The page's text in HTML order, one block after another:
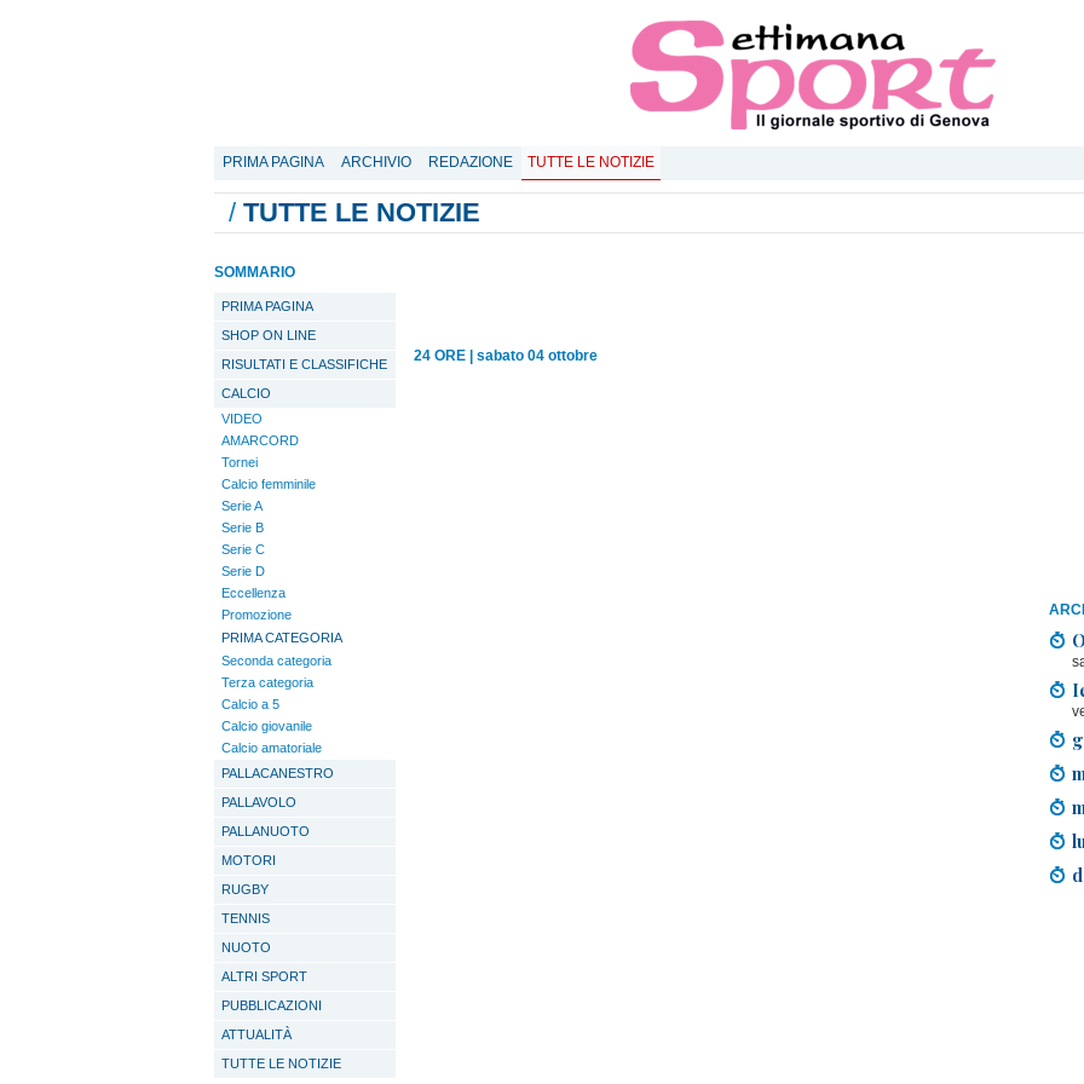
PRIMA PAGINA ARCHIVIO REDAZIONE TUTTE LE NOTIZIE
/ TUTTE LE NOTIZIE
SOMMARIO
PRIMA PAGINA
SHOP ON LINE
RISULTATI E CLASSIFICHE
CALCIO
VIDEO
AMARCORD
Tornei
Calcio femminile
Serie A
Serie B
Serie C
Serie D
Eccellenza
Promozione
PRIMA CATEGORIA
Seconda categoria
Terza categoria
Calcio a 5
Calcio giovanile
Calcio amatoriale
PALLACANESTRO
PALLAVOLO
PALLANUOTO
MOTORI
RUGBY
TENNIS
NUOTO
ALTRI SPORT
PUBBLICAZIONI
ATTUALITÀ
TUTTE LE NOTIZIE
24 ORE sabato 04 ottobre